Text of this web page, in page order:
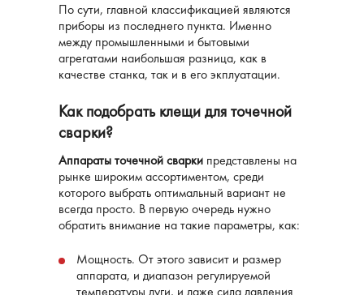
По сути, главной классификацией являются
приборы из последнего пункта. Именно
между промышленными и бытовыми
агрегатами наибольшая разница, как в
качестве станка, так и в его экплуатации.
Как подобрать клещи для точечной
сварки?
Аппараты точечной сварки представлены на
рынке широким ассортиментом, среди
которого выбрать оптимальный вариант не
всегда просто. В первую очередь нужно
обратить внимание на такие параметры, как:
Мощность. От этого зависит и размер
аппарата, и диапазон регулируемой
температуры дуги, и даже сила давления